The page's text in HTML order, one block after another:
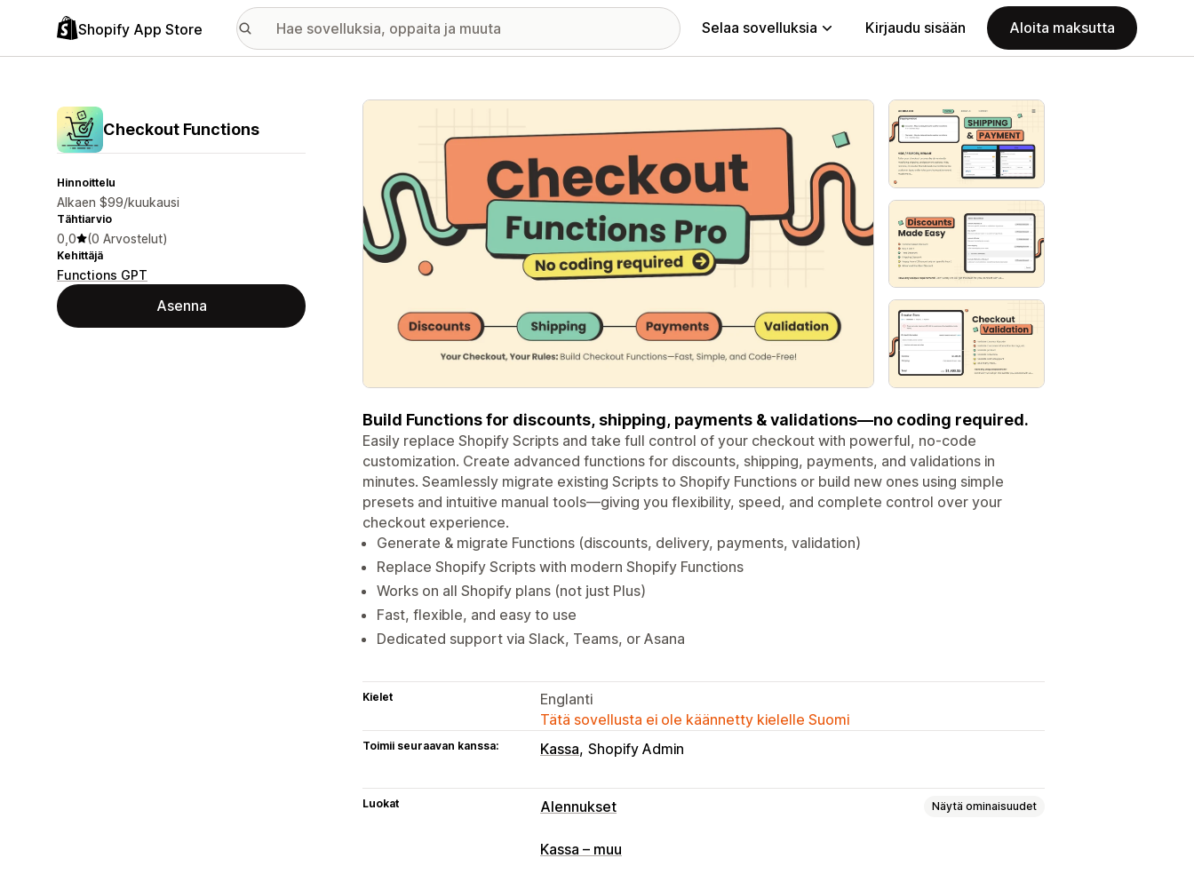
Shopify App Store Selaa sovelluksia Kirjaudu sisään Aloita maksutta
Checkout Functions
Hinnoittelu
Alkaen $99/kuukausi
Tähtiarvio
0,0 (0 Arvostelut)
Kehittäjä
Functions GPT
Asenna
Esittelykuvagalleria
Build Functions for discounts, shipping, payments & validations—no coding required.
Easily replace Shopify Scripts and take full control of your checkout with powerful, no-code
customization. Create advanced functions for discounts, shipping, payments, and validations in
minutes. Seamlessly migrate existing Scripts to Shopify Functions or build new ones using simple
presets and intuitive manual tools—giving you flexibility, speed, and complete control over your
checkout experience.
Generate & migrate Functions (discounts, delivery, payments, validation)
Replace Shopify Scripts with modern Shopify Functions
Works on all Shopify plans (not just Plus)
Fast, flexible, and easy to use
Dedicated support via Slack, Teams, or Asana
Kielet
Englanti
Tätä sovellusta ei ole käännetty kielelle Suomi
Toimii seuraavan kanssa: Kassa Shopify Admin
Luokat Alennukset Näytä ominaisuudet
Alennustyypit
Kassa – muu